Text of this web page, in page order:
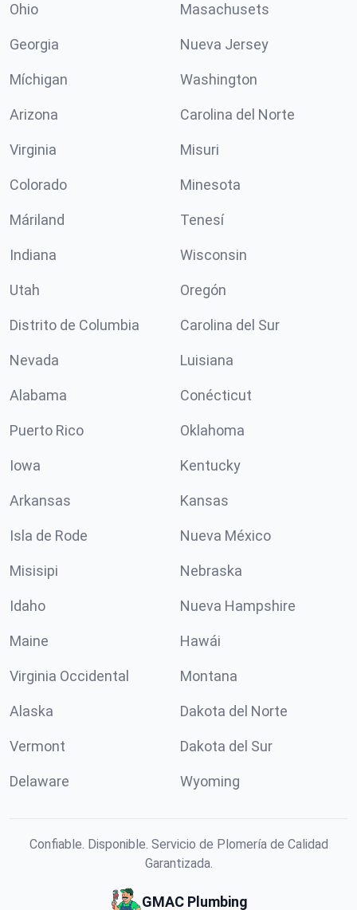
Ohio Masachusets
Georgia Nueva Jersey
Míchigan Washington
Arizona Carolina del Norte
Virginia Misuri
Colorado Minesota
Máriland Tenesí
Indiana Wisconsin
Utah Oregón
Distrito de Columbia Carolina del Sur
Nevada Luisiana
Alabama Conécticut
Puerto Rico Oklahoma
Iowa Kentucky
Arkansas Kansas
Isla de Rode Nueva México
Misisipi Nebraska
Idaho Nueva Hampshire
Maine Hawái
Virginia Occidental Montana
Alaska Dakota del Norte
Vermont Dakota del Sur
Delaware Wyoming
Confiable. Disponible. Servicio de Plomería de Calidad
Garantizada.
GMAC Plumbing